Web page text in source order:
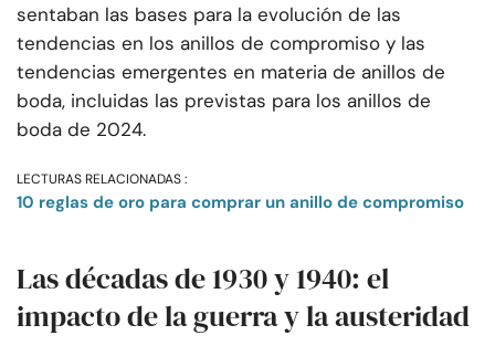
sentaban las bases para la evolución de las
tendencias en los anillos de compromiso y las
tendencias emergentes en materia de anillos de
boda, incluidas las previstas para los anillos de
boda de 2024.
LECTURAS RELACIONADAS :
10 reglas de oro para comprar un anillo de compromiso
Las décadas de 1930 y 1940: el
impacto de la guerra y la austeridad